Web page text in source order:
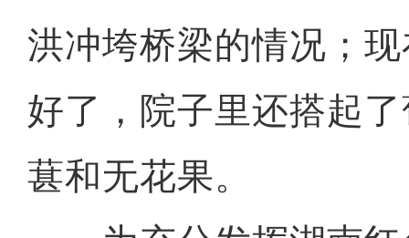
洪冲垮桥梁的情况；
好了，院子里还搭起
葚和无花果。